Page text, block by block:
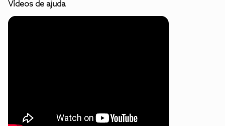
Vídeos de ajuda